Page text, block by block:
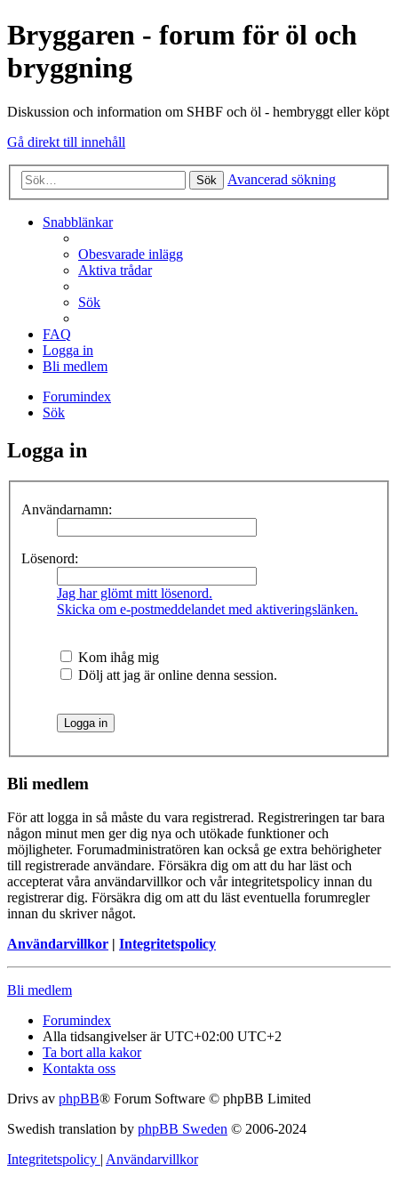
Bryggaren - forum för öl och
bryggning
Diskussion och information om SHBF och öl - hembryggt eller köpt
Gå direkt till innehåll
Sök Avancerad sökning
Snabblänkar
Obesvarade inlägg
Aktiva trådar
Sök
FAQ
Logga in
Bli medlem
Forumindex
Sök
Logga in
Användarnamn:
Lösenord:
Jag har glömt mitt lösenord.
Skicka om e-postmeddelandet med aktiveringslänken.
Kom ihåg mig
Dölj att jag är online denna session.
Bli medlem
För att logga in så måste du vara registrerad. Registreringen tar bara
någon minut men ger dig nya och utökade funktioner och
möjligheter. Forumadministratören kan också ge extra behörigheter
till registrerade användare. Försäkra dig om att du har läst och
accepterat våra användarvillkor och vår integritetspolicy innan du
registrerar dig. Försäkra dig om att du läst eventuella forumregler
innan du skriver något.
Användarvillkor | Integritetspolicy
Bli medlem
Forumindex
Alla tidsangivelser är UTC+02:00 UTC+2
Ta bort alla kakor
Kontakta oss
Drivs av phpBB® Forum Software © phpBB Limited
Swedish translation by phpBB Sweden © 2006-2024
Integritetspolicy | Användarvillkor